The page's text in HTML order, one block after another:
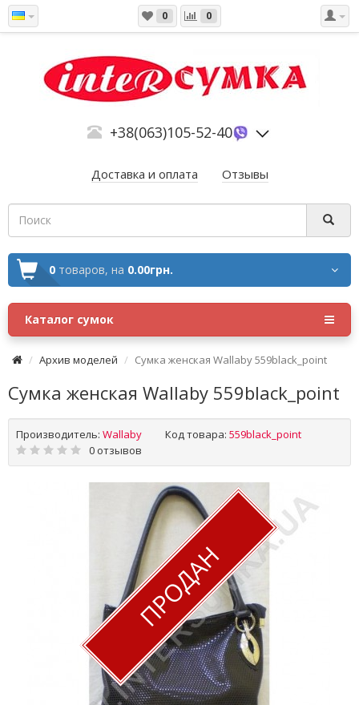
0 0
+38(063)105-52-40
Доставка и оплата Отзывы
0 товаров, на 0.00грн.
Каталог сумок
Архив моделей Сумка женская Wallaby 559black_point
Сумка женская Wallaby 559black_point
Производитель: Wallaby Код товара: 559black_point
0 отзывов
ПРОДАН